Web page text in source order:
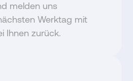
melden uns
Werktag mit
Ihnen zurück.